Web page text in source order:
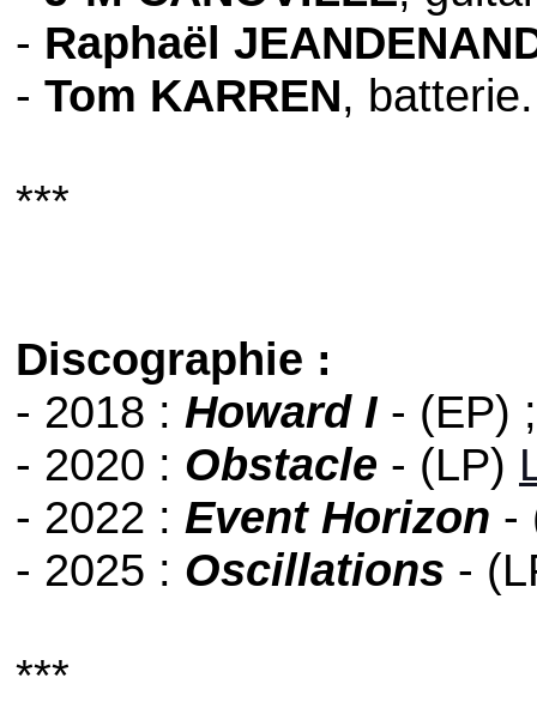
- Raphaël
- Tom KARREN, batterie.
***
Discographie :
- 2018 : Howard I- (EP) ;
- 2020 : Obstacle - (LP)
- 2022 : Event Horizon -
- 2025 : Oscillations -
***